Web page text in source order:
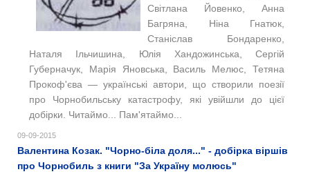
Світлана Йовенко, Анна
Багряна, Ніна Гнатюк,
Станіслав Бондаренко,
Наталя Ільчишина, Юлія Хандожинська, Сергій
Губерначук, Марія Яновська, Василь Мелюс, Тетяна
Прокоф'єва — українські автори, що створили поезії
про Чорнобильську катастрофу, які увійшли до цієї
добірки. Читаймо... Пам'ятаймо...
09-09-2015
Валентина Козак. "Чорно-біла доля..." - добірка віршів
про Чорнобиль з книги "За Україну молюсь"